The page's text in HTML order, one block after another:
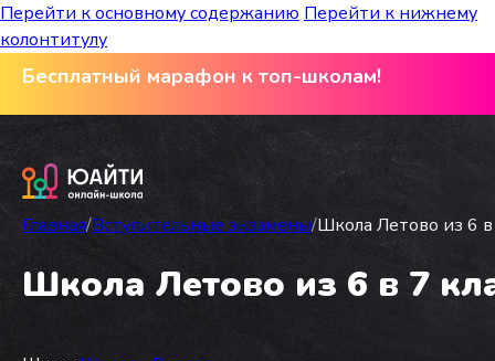
Перейти к основному содержанию Перейти к нижнему
колонтитулу
Бесплатный марафон к топ-школам!
Главная/Вступительные экзамены/Школа Летово из 6
Школа Летово из 6 в 7